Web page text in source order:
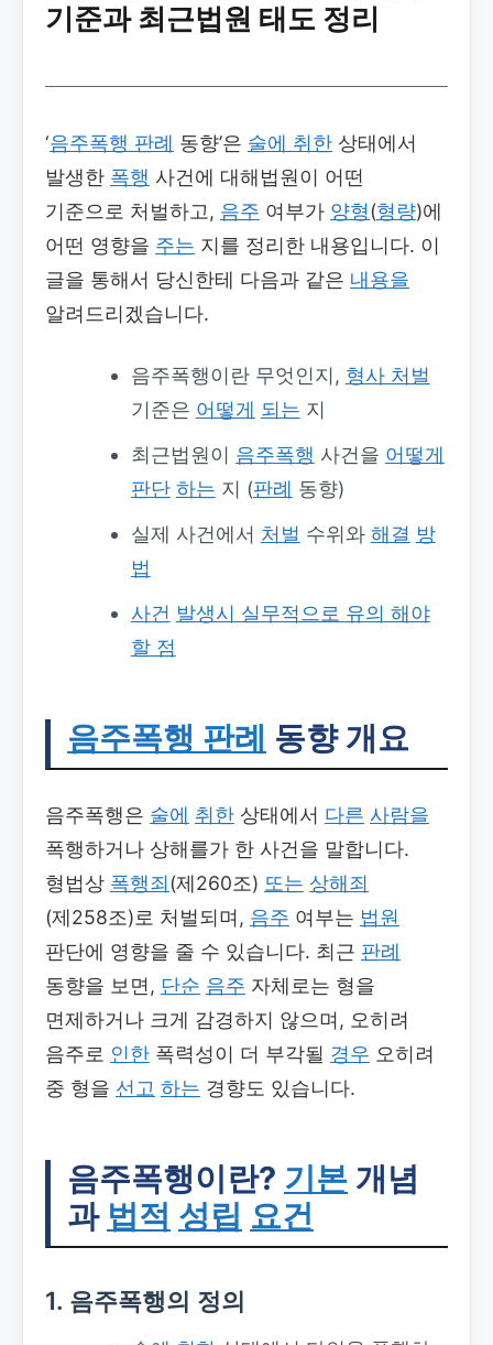
기준과 최근법원 태도 정리
‘음주폭행 판례 동향’은 술에 취한 상태에서
발생한 폭행 사건에 대해법원이 어떤
기준으로 처벌하고, 음주 여부가 양형(형량)에
어떤 영향을 주는 지를 정리한 내용입니다. 이
글을 통해서 당신한테 다음과 같은 내용을
알려드리겠습니다.
음주폭행이란 무엇인지, 형사 처벌
기준은 어떻게 되는 지
최근법원이 음주폭행 사건을 어떻게
판단 하는 지 (판례 동향)
실제 사건에서 처벌 수위와 해결 방
법
사건 발생시 실무적으로 유의 해야
할 점
음주폭행 판례 동향 개요
음주폭행은 술에 취한 상태에서 다른 사람을
폭행하거나 상해를가 한 사건을 말합니다.
형법상 폭행죄(제260조) 또는 상해죄
(제258조)로 처벌되며, 음주 여부는 법원
판단에 영향을 줄 수 있습니다. 최근 판례
동향을 보면, 단순 음주 자체로는 형을
면제하거나 크게 감경하지 않으며, 오히려
음주로 인한 폭력성이 더 부각될 경우 오히려
중 형을 선고 하는 경향도 있습니다.
음주폭행이란? 기본 개념
과 법적 성립 요건
1. 음주폭행의 정의